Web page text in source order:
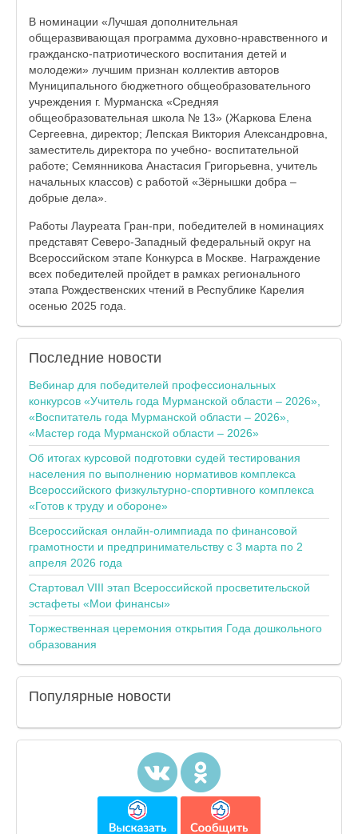
В номинации «Лучшая дополнительная
общеразвивающая программа духовно-нравственного и
гражданско-патриотического воспитания детей и
молодежи» лучшим признан коллектив авторов
Муниципального бюджетного общеобразовательного
учреждения г. Мурманска «Средняя
общеобразовательная школа № 13» (Жаркова Елена
Сергеевна, директор; Лепская Виктория Александровна,
заместитель директора по учебно- воспитательной
работе; Семянникова Анастасия Григорьевна, учитель
начальных классов) с работой «Зёрнышки добра –
добрые дела».
Работы Лауреата Гран-при, победителей в номинациях
представят Северо-Западный федеральный округ на
Всероссийском этапе Конкурса в Москве. Награждение
всех победителей пройдет в рамках регионального
этапа Рождественских чтений в Республике Карелия
осенью 2025 года.
Последние новости
Вебинар для победителей профессиональных
конкурсов «Учитель года Мурманской области – 2026»,
«Воспитатель года Мурманской области – 2026»,
«Мастер года Мурманской области – 2026»
Об итогах курсовой подготовки судей тестирования
населения по выполнению нормативов комплекса
Всероссийского физкультурно-спортивного комплекса
«Готов к труду и обороне»
Всероссийская онлайн-олимпиада по финансовой
грамотности и предпринимательству с 3 марта по 2
апреля 2026 года
Стартовал VIII этап Всероссийской просветительской
эстафеты «Мои финансы»
Торжественная церемония открытия Года дошкольного
образования
Популярные новости